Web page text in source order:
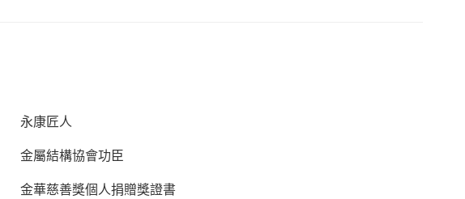
永康匠人
金屬結構協會功臣
金華慈善獎個人捐贈獎證書